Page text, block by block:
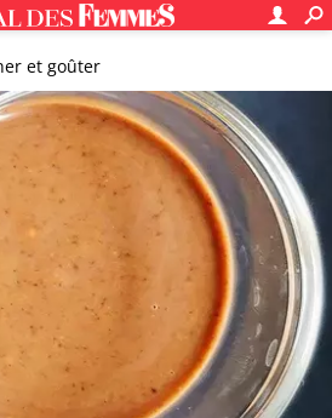
et goûter
maison Pâte à tartiner au chocolat